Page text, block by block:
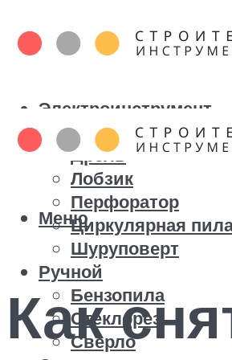
Электроинструмент
Болгарка
Дрель
Лобзик
Перфоратор
Циркулярная
Шуруповерт
Ручной
Бензопила
Стеклорез
Сверло
Меню
Как